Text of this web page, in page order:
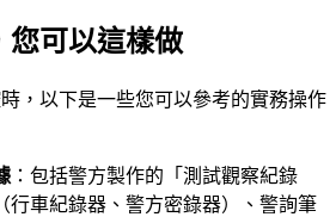
您可以這樣做
，以下是一些您可以參考的實務操作
：包括警方製作的「測試觀察紀錄
行車紀錄器、警方密錄器）、警詢筆